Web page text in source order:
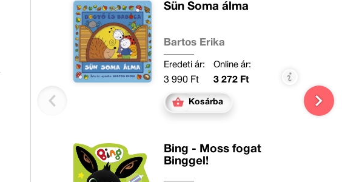
Sün Soma álma
Bartos Erika
Eredeti ár:
3 990 Ft
Online ár:
3 272 Ft
Kosárba
Bing - Moss fogat
Binggel!